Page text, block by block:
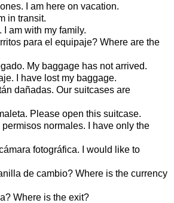
I am here on vacation.
in transit.
I am with my family.
para el equipaje? Where are the
My baggage has not arrived.
I have lost my baggage.
dañadas. Our suitcases are
Please open this suitcase.
normales. I have only the
fotográfica. I would like to
de cambio? Where is the currency
Where is the exit?